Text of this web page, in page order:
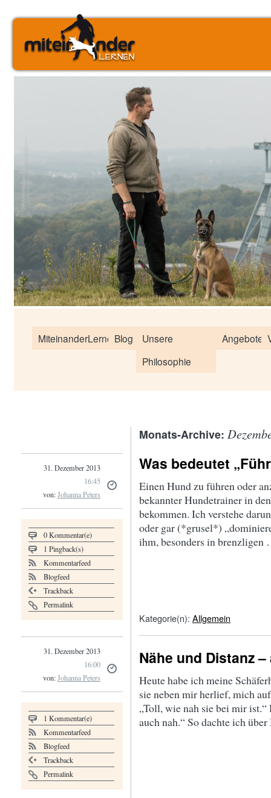
MiteinanderLernenBlog
Unsere
Philosophie
Angebote
Monats-Archive:
31. Dezember 2013
16:45
von:Johanna Peters
0 Kommentar(e)
1 Pingback(s)
Kommentarfeed
Blogfeed
Trackback
Permalink
Was bedeutet
Einen Hund zu führen oder
bekannter Hundetrainer in
bekommen. Ich verstehe
oder gar (*grusel*)
ihm, besonders in
Kategorie(n): Allgemein
31. Dezember 2013
16:00
von:Johanna Peters
1 Kommentar(e)
Kommentarfeed
Blogfeed
Trackback
Permalink
Nähe und Distanz
Heute habe ich meine
sie neben mir herlief, mich
„Toll, wie nah sie bei mir
auch nah.“ So dachte ich